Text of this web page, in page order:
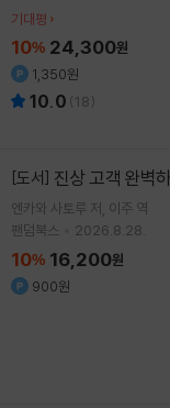
기대평
10% 24,300원
1,350원
10.0 (18)
[도서] 진상 고객 완벽
엔카와 사토루 저 이주 역
팬덤북스
2026.8.28.
10% 16,200원
900원